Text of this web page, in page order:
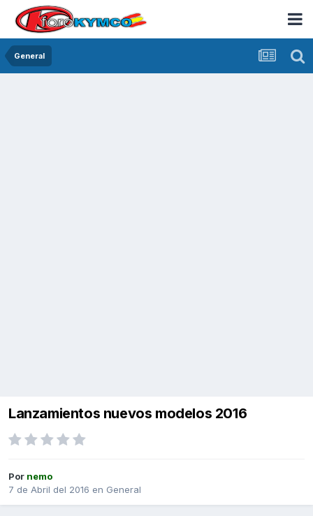
General
Lanzamientos nuevos modelos 2016
Por nemo
7 de Abril del 2016 en General